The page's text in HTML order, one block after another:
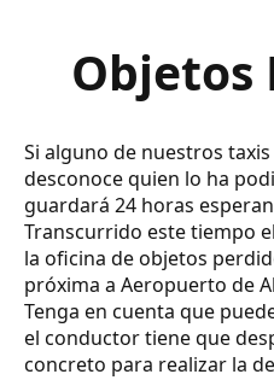
Objetos
Si alguno de nuestros
desconoce quien lo ha
guardará 24 horas
Transcurrido este tiempo
la oficina de objetos
próxima a Aeropuerto de
Tenga en cuenta que
el conductor tiene que
concreto para realizar la